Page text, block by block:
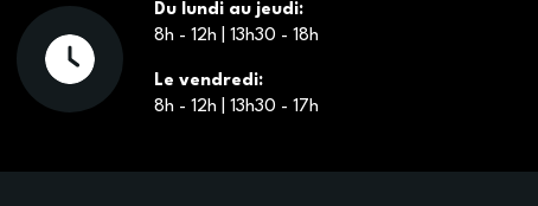
Du lundi au jeudi:
8h - 12h | 13h30 - 18h
Le vendredi:
8h - 12h | 13h30 - 17h